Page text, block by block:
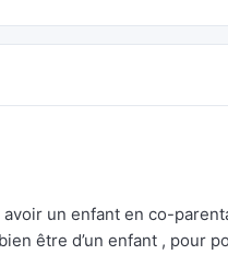
un enfant en co-
être d’un enfant , pour